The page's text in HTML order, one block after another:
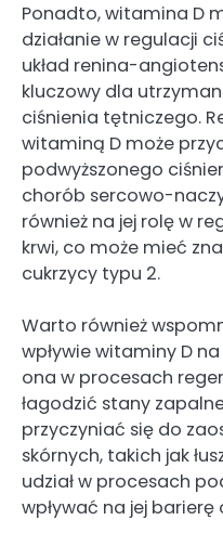
Ponadto, witamina D
działanie w regulacji
układ renina-
kluczowy dla
ciśnienia tętniczego.
witaminą D może
podwyższonego
chorób sercowo-
również na jej rolę w
krwi, co może mieć
cukrzycy typu 2.
Warto również
wpływie witaminy D
ona w procesach
łagodzić stany
przyczyniać się do
skórnych, takich jak
udział w procesach
wpływać na jej barierę